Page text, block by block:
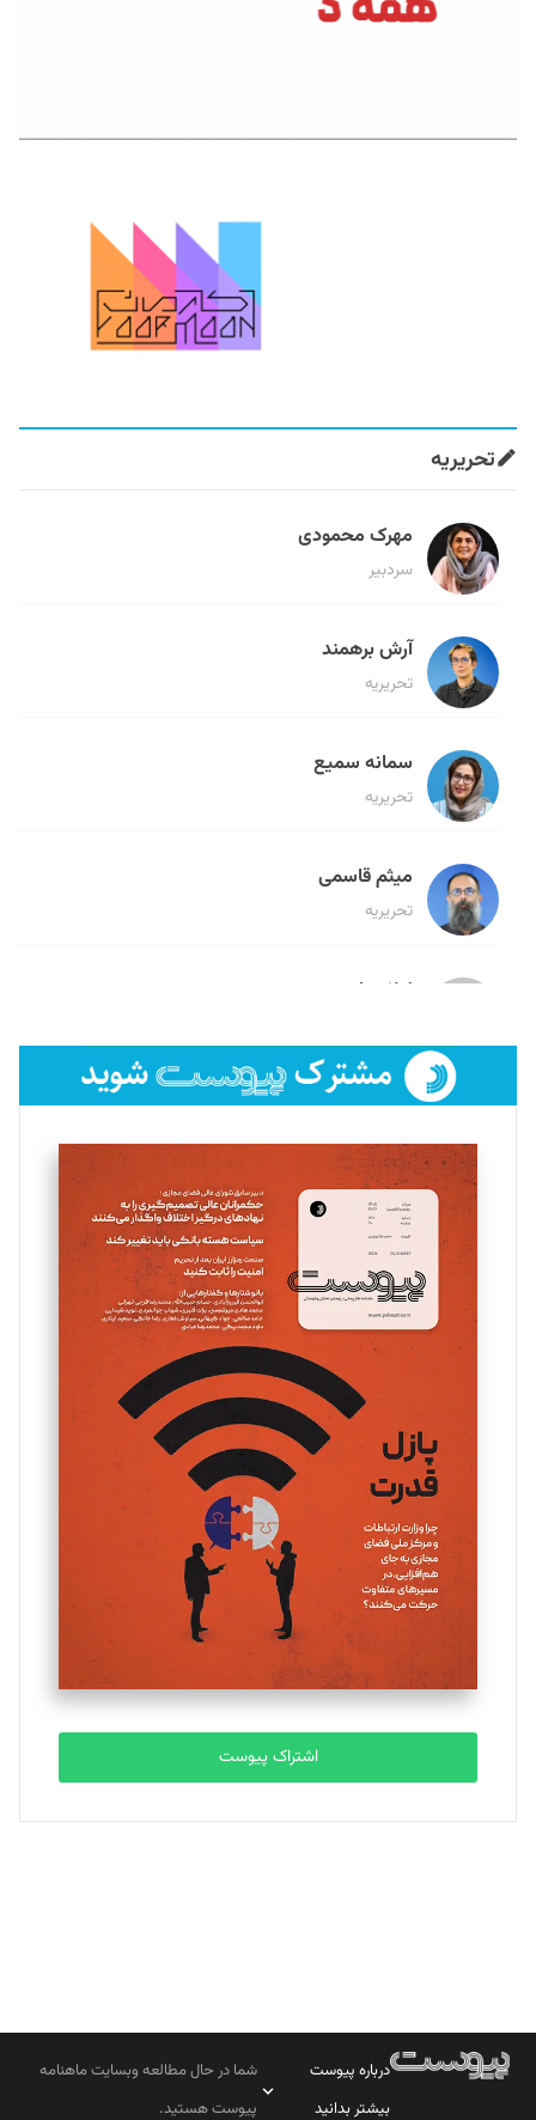
تحریریه
مهرک محمودی
سردبیر
آرش برهمند
تحریریه
سمانه سمیع
تحریریه
میثم قاسمی
تحریریه
لیلا حنارود
فائزه فتحی رستمی
تحریریه
سروش کرمیان
تحریریه
مینا پاکدل
یسنا امان‌پور
تحریریه
ملینا جعفری
تحریریه
مصطفی مسجدی آرانی
تحریریه
بابک نقاش
تحریریه
اشتراک پیوست
درباره پیوست
بیشتر بدانید
شما در حال مطالعه وبسایت ماهنامه
پیوست هستید.